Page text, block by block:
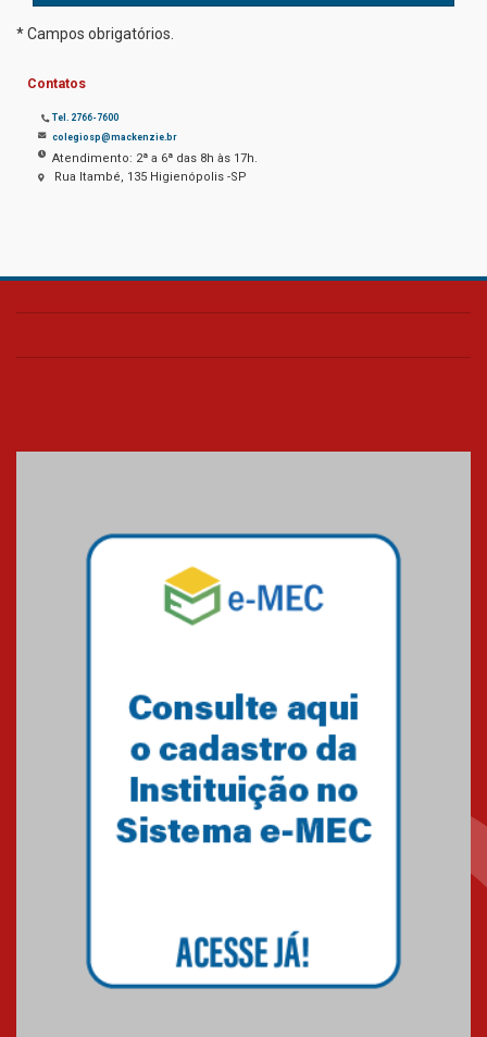
* Campos obrigatórios.
Contatos
Tel. 2766-7600
colegiosp@mackenzie.br
Atendimento: 2ª a 6ª das 8h às 17h.
Rua Itambé, 135 Higienópolis -SP